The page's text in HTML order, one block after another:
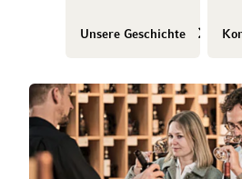
Unsere Geschichte